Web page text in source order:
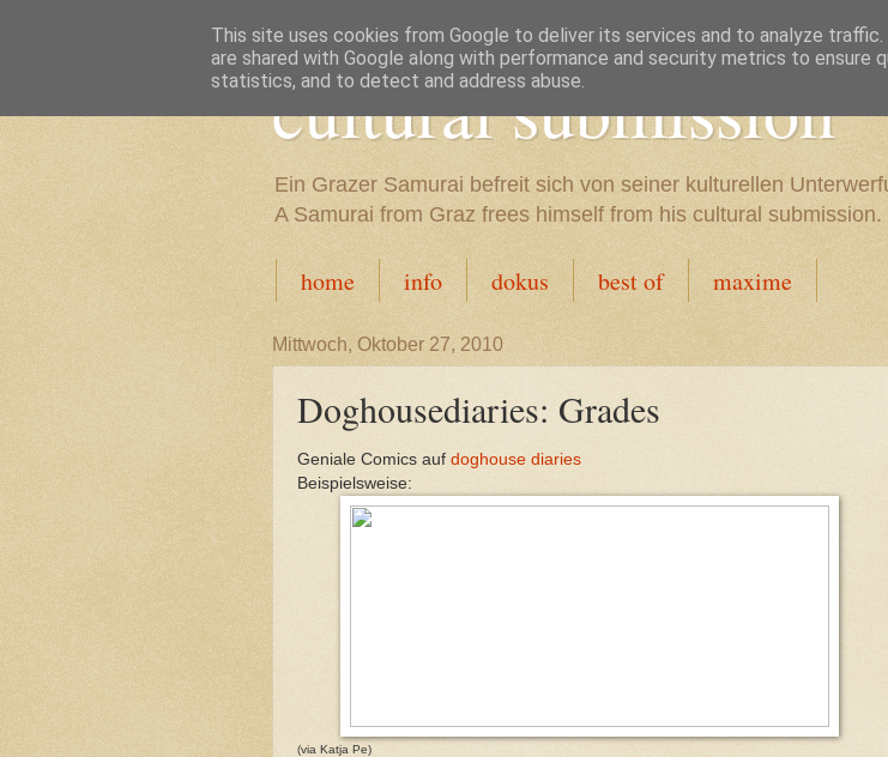
cultural submission
Ein Grazer Samurai befreit sich von seiner kulturellen
A Samurai from Graz frees himself from his cultural submission.
home info dokus best of maxime
Mittwoch, Oktober 27, 2010
Doghousediaries: Grades
Geniale Comics auf doghouse diaries
Beispielsweise:
(via Katja Pe)
This site uses cookies from Google to deliver its services and to analyze traffic.
are shared with Google along with performance and security metrics to ensure
statistics, and to detect and address abuse.